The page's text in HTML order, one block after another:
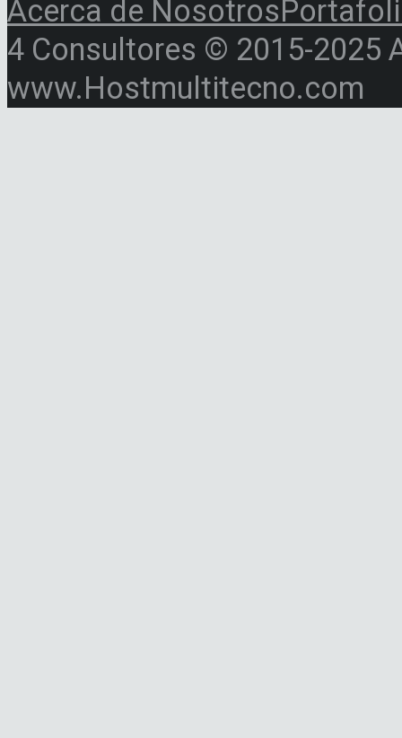
Acerca de Nosotros
4 Consultores © 2015-2025
www.Hostmultitecno.com